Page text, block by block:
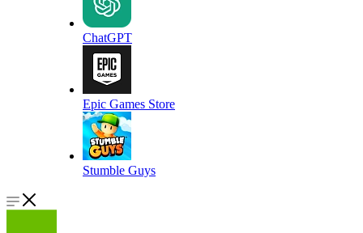
ChatGPT
Epic Games Store
Stumble Guys